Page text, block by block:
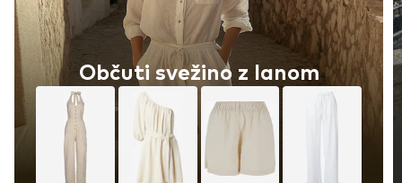
Občuti svežino z lanom